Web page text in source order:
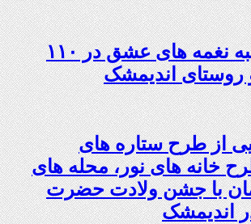
ایجاد ۱۱۰ شعبه نغمه های عشق در ۱۱۰
اندیمشک
از طرح ستاره های
خانه های نور، محله های
با جشن ولادت حضرت
اندیمشک